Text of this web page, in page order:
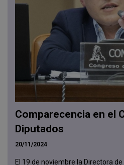
Comparecencia en el
Diputados
20/11/2024
El 19 de noviembre la Directora